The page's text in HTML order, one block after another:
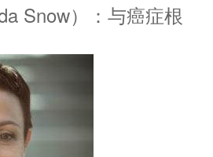
Snow）：与癌症根